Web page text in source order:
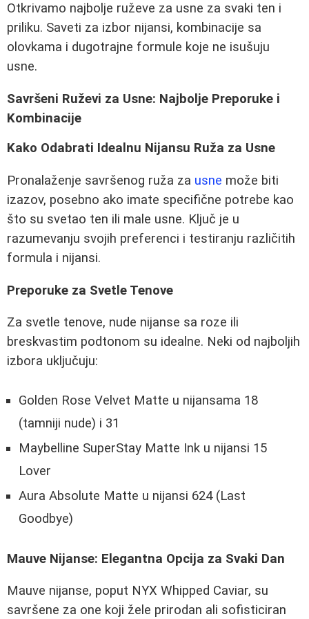
Otkrivamo najbolje ruževe za usne za svaki ten i
priliku. Saveti za izbor nijansi, kombinacije sa
olovkama i dugotrajne formule koje ne isušuju
usne.
Savršeni Ruževi za Usne: Najbolje Preporuke i
Kombinacije
Kako Odabrati Idealnu Nijansu Ruža za Usne
Pronalaženje savršenog ruža za usne može biti
izazov, posebno ako imate specifične potrebe kao
što su svetao ten ili male usne. Ključ je u
razumevanju svojih preferenci i testiranju različitih
formula i nijansi.
Preporuke za Svetle Tenove
Za svetle tenove, nude nijanse sa roze ili
breskvastim podtonom su idealne. Neki od najboljih
izbora uključuju:
Golden Rose Velvet Matte u nijansama 18
(tamniji nude) i 31
Maybelline SuperStay Matte Ink u nijansi 15
Lover
Aura Absolute Matte u nijansi 624 (Last
Goodbye)
Mauve Nijanse: Elegantna Opcija za Svaki Dan
Mauve nijanse, poput NYX Whipped Caviar, su
savršene za one koji žele prirodan ali sofisticiran